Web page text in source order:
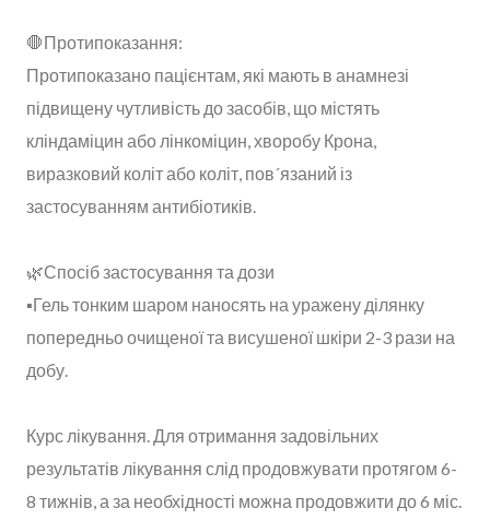
🛑Протипоказання:
Протипоказано пацієнтам, які мають в анамнезі
підвищену чутливість до засобів, що містять
кліндаміцин або лінкоміцин, хворобу Крона,
виразковий коліт або коліт, пов´язаний із
застосуванням антибіотиків.
🌿Спосіб застосування та дози
▪️Гель тонким шаром наносять на уражену ділянку
попередньо очищеної та висушеної шкіри 2-3 рази на
добу.
Курс лікування. Для отримання задовільних
результатів лікування слід продовжувати протягом 6-
8 тижнів, а за необхідності можна продовжити до 6 міс.